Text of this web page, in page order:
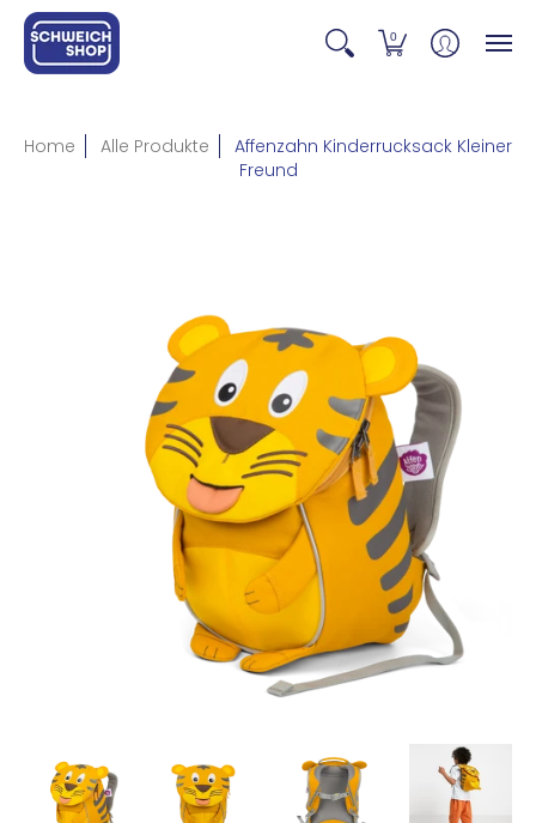
0
Home Alle Produkte
Affenzahn Kinderrucksack Kleiner
Freund